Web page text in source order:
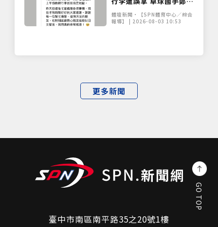
更多新聞
靜比賽裝備已順利尋回
體壇新聞•【SPN體育中心／綜合
報導】 | 2026-08-03 10:53
臺中市南區南平路35之20號1樓
GO TOP